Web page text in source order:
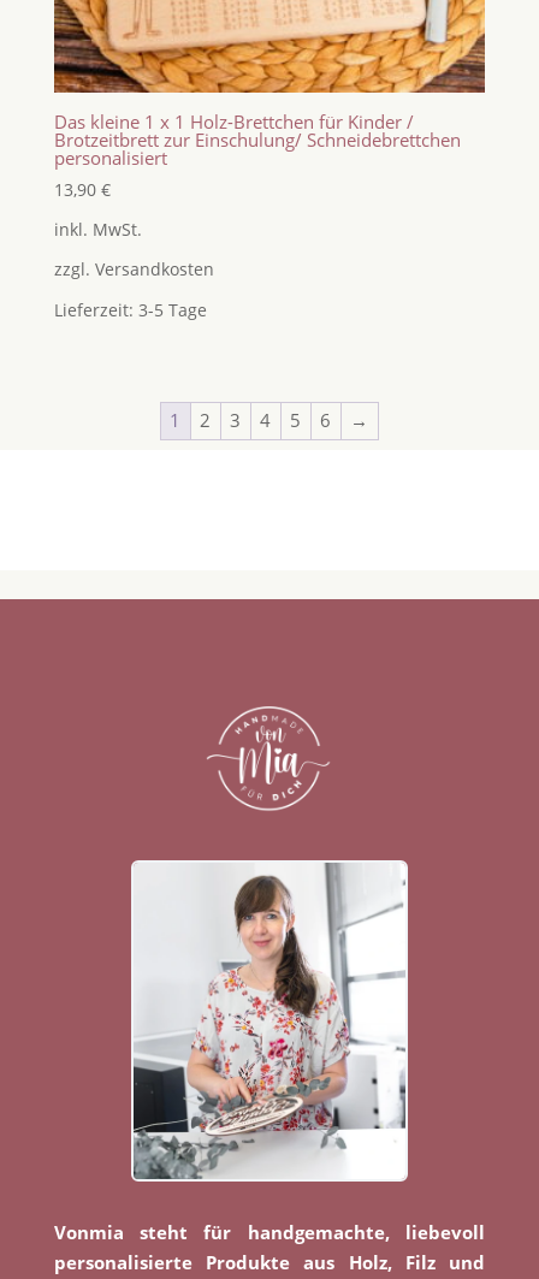
Das kleine 1 x 1 Holz-Brettchen für Kinder /
Brotzeitbrett zur Einschulung/ Schneidebrettchen
personalisiert
13,90 €
inkl. MwSt.
zzgl. Versandkosten
Lieferzeit: 3-5 Tage
1 2 3 4 5 6 →
Vonmia steht für handgemachte, liebevoll
personalisierte Produkte aus Holz, Filz und